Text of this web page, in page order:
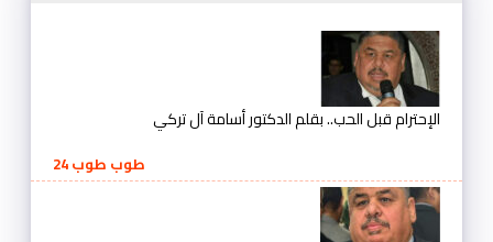
الإحترام قبل الحب.. بقلم الدكتور أسامة آل تركي
طوب طوب 24